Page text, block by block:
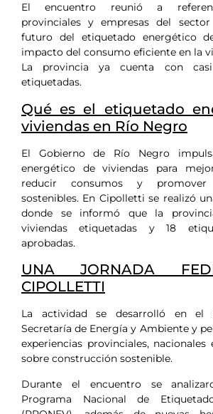
El encuentro reunió a
provinciales y empresas del
futuro del etiquetado energético
impacto del consumo eficiente en la
La provincia ya cuenta con
etiquetadas.
Qué es el etiquetado
viviendas en Río Negro
El Gobierno de Río Negro
energético de viviendas para
reducir consumos y promover
sostenibles. En Cipolletti se realizó
donde se informó que la
viviendas etiquetadas y 18
aprobadas.
UNA JORNADA
CIPOLLETTI
La actividad se desarrolló en el
Secretaría de Energía y Ambiente y
experiencias provinciales, nacionales
sobre construcción sostenible.
Durante el encuentro se
Programa Nacional de